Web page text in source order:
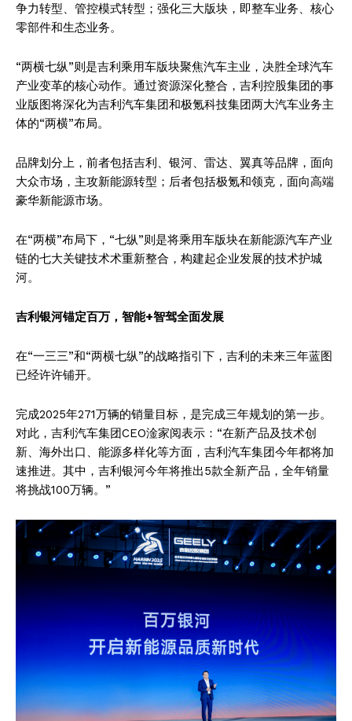
争力转型、管控模式转型；强化三大版块，即整车业务、核心
零部件和生态业务。
“两横七纵”则是吉利乘用车版块聚焦汽车主业，决胜全球汽车
产业变革的核心动作。通过资源深化整合，吉利控股集团的事
业版图将深化为吉利汽车集团和极氪科技集团两大汽车业务主
体的“两横”布局。
品牌划分上，前者包括吉利、银河、雷达、翼真等品牌，面向
大众市场，主攻新能源转型；后者包括极氪和领克，面向高端
豪华新能源市场。
在“两横”布局下，“七纵”则是将乘用车版块在新能源汽车产业
链的七大关键技术术重新整合，构建起企业发展的技术护城
河。
吉利银河锚定百万，智能+智驾全面发展
在“一三三”和“两横七纵”的战略指引下，吉利的未来三年蓝图
已经许许铺开。
完成2025年271万辆的销量目标，是完成三年规划的第一步。
对此，吉利汽车集团CEO淦家阅表示：“在新产品及技术创
新、海外出口、能源多样化等方面，吉利汽车集团今年都将加
速推进。其中，吉利银河今年将推出5款全新产品，全年销量
将挑战100万辆。”